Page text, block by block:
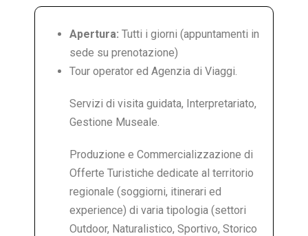
Apertura: Tutti i giorni (appuntamenti in
sede su prenotazione)
Tour operator ed Agenzia di Viaggi.
Servizi di visita guidata, Interpretariato,
Gestione Museale.
Produzione e Commercializzazione di
Offerte Turistiche dedicate al territorio
regionale (soggiorni, itinerari ed
experience) di varia tipologia (settori
Outdoor, Naturalistico, Sportivo, Storico